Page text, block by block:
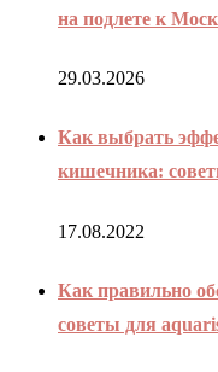
на подлете к
29.03.2026
Как выбрать
кишечника:
17.08.2022
Как правильно
советы для